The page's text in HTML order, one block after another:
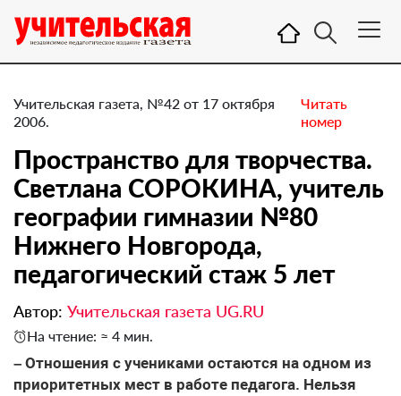
Учительская газета, №42 от 17 октября
2006.
Читать
номер
Пространство для творчества.
Светлана СОРОКИНА, учитель
географии гимназии №80
Нижнего Новгорода,
педагогический стаж 5 лет
Автор: Учительская газета UG.RU
На чтение: ≈ 4 мин.
– Отношения с учениками остаются на одном из
приоритетных мест в работе педагога. Нельзя